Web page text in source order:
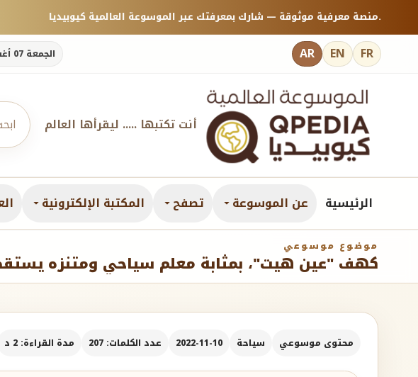
منصة معرفية موثوقة — شارك بمعرفتك عبر الموسوعة العالمية كيوبيديا.
الجمعة 07 أغسطس 2026 AR EN FR
أنت تكتبها ..... ليقرأها العالم
الرئيسية عن الموسوعة تصفح المكتبة الإلكترونية
موضوع موسوعي
كهف "عين هيت"، بمثابة معلم سياحي ومتنزه
محتوى موسوعي سياحة 2022-11-10 عدد الكلمات: 207 مدة القراءة: 2 د